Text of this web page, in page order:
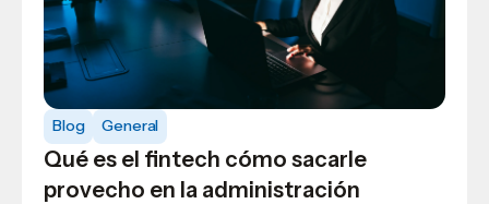
Blog General
Qué es el fintech cómo sacarle
provecho en la administración
Blog General
Esta es la carrera en la que aprenderás
a desarrollar el talento humano
Blog Opinión
6 carreras en tecnología que te
convertirán en un profesional